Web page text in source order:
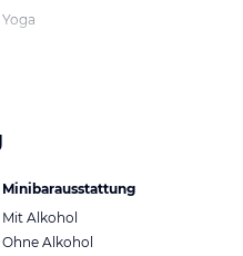
Yoga
Minibarausstattung
Mit Alkohol
Ohne Alkohol